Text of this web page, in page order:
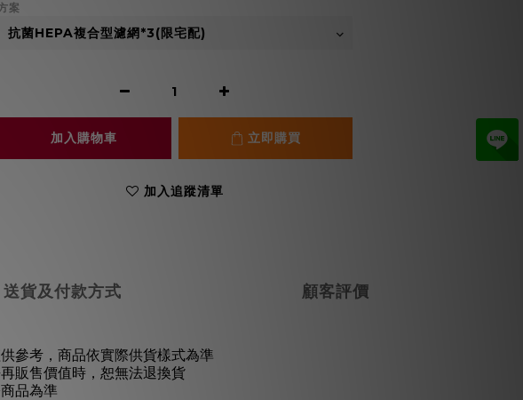
案
加入購物車 立即購買
加入追蹤清單
送貨及付款方式 顧客評價
參考，商品依實際供貨樣式為準
販售價值時，恕無法退換貨
品為準